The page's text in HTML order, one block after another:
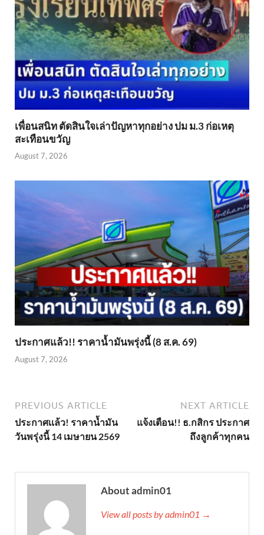
เพื่อนสนิท ตัดสินใจเล่าปัญหาทุกอย่าง ปม ม.3 ก่อเหตุ
สะเทือนขวัญ
August 7, 2026
ประกาศแล้ว!! ราคาน้ำมันพรุ่งนี้ (8 ส.ค. 69)
August 7, 2026
PREVIOUS ARTICLE
ประกาศเเล้ว! ราคาน้ำมัน
วันพรุ่งนี้ 14 เมษายน 2569
NEXT ARTICLE
แจ้งเตือน!! ธ.กสิกร ประกาศ
ถึงลูกค้าทุกคน
About admin01
View all posts by admin01 →